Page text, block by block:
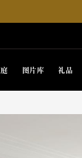
图片库 礼品